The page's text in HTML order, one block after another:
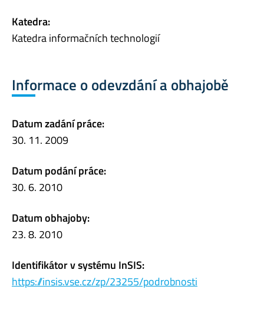
Katedra:
Katedra informačních technologií
Informace o odevzdání a obhajobě
Datum zadání práce:
30. 11. 2009
Datum podání práce:
30. 6. 2010
Datum obhajoby:
23. 8. 2010
Identifikátor v systému InSIS:
https://insis.vse.cz/zp/23255/podrobnosti